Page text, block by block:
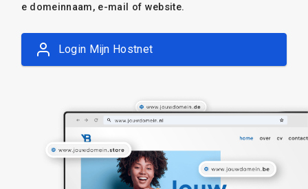
e domeinnaam, e-mail of website.
Login Mijn Hostnet